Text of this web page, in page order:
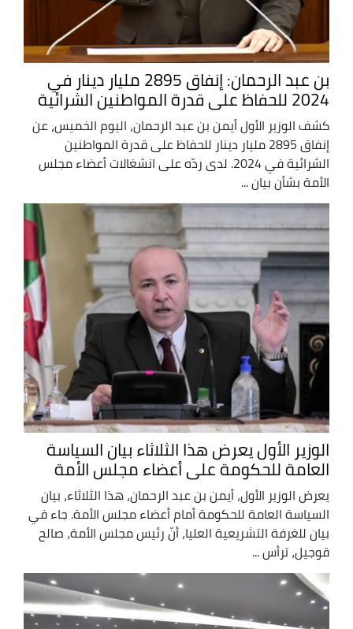
بن عبد الرحمان: إنفاق 2895 مليار دينار في
2024 للحفاظ على قدرة المواطنين الشرائية
كشف الوزير الأول أيمن بن عبد الرحمان، اليوم الخميس، عن
إنفاق 2895 مليار دينار للحفاظ على قدرة المواطنين
الشرائية في 2024. لدى ردّه على انشغالات أعضاء مجلس
الأمة بشأن بيان ...
الوزير الأول يعرض هذا الثلاثاء بيان السياسة
العامة للحكومة على أعضاء مجلس الأمة
يعرض الوزير الأول، أيمن بن عبد الرحمان، هذا الثلاثاء، بيان
السياسة العامة للحكومة أمام أعضاء مجلس الأمة. جاء في
بيان للغرفة التشريعية العليا، أنّ رئيس مجلس الأمة، صالح
قوجيل، ترأس ...